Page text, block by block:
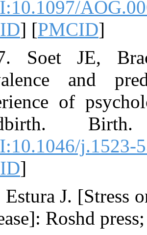
[DOI:10.1097/
[ PMID] [
7. 7. Soet
Prevalence
experience of
childbirth.
[DOI:10.1046/
[
8. 8. Estura J.
diesease]: